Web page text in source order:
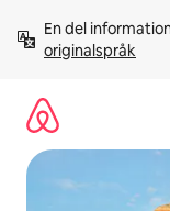
innehåll
En del
originalspråk